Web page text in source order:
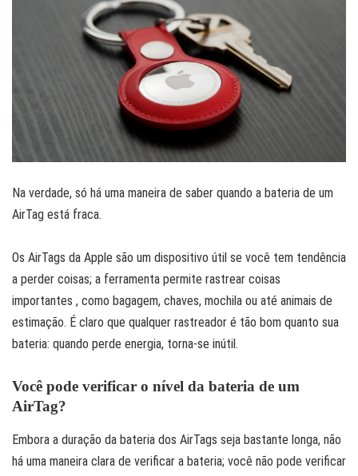
Na verdade, só há uma maneira de saber quando a bateria de um
AirTag está fraca.
Os AirTags da Apple são um dispositivo útil se você tem tendência
a perder coisas; a ferramenta permite rastrear coisas
importantes , como bagagem, chaves, mochila ou até animais de
estimação. É claro que qualquer rastreador é tão bom quanto sua
bateria: quando perde energia, torna-se inútil.
Você pode verificar o nível da bateria de um
AirTag?
Embora a duração da bateria dos AirTags seja bastante longa, não
há uma maneira clara de verificar a bateria; você não pode verificar